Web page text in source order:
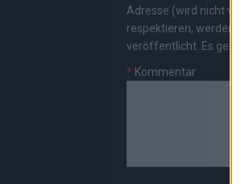
Adresse (wird nicht
respektieren, werden
veröffentlicht. Es
* Kommentar